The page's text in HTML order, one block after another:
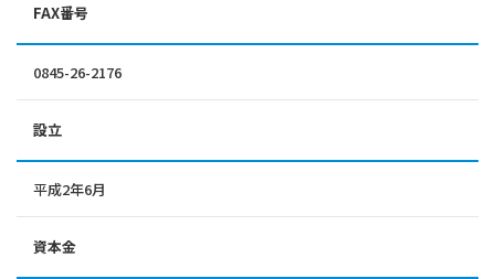
FAX番号
0845-26-2176
設立
平成2年6月
資本金